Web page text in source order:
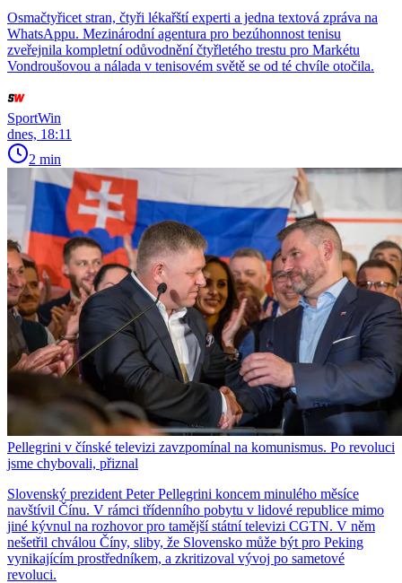
Osmačtyřicet stran, čtyři lékařští experti a jedna textová zpráva na
WhatsAppu. Mezinárodní agentura pro bezúhonnost tenisu
zveřejnila kompletní odůvodnění čtyřletého trestu pro Markétu
Vondroušovou a nálada v tenisovém světě se od té chvíle otočila.
SportWin
dnes, 18:11
2 min
Pellegrini v čínské televizi zavzpomínal na komunismus. Po revoluci
jsme chybovali, přiznal
Slovenský prezident Peter Pellegrini koncem minulého měsíce
navštívil Čínu. V rámci třídenního pobytu v lidové republice mimo
jiné kývnul na rozhovor pro tamější státní televizi CGTN. V něm
nešetřil chválou Číny, sliby, že Slovensko může být pro Peking
vynikajícím prostředníkem, a zkritizoval vývoj po sametové
revoluci.